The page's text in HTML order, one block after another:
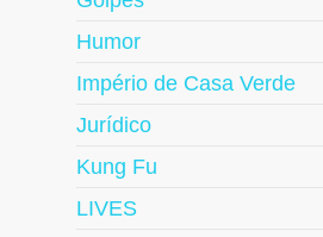
Humor
Império de Casa Verde
Jurídico
Kung Fu
LIVES